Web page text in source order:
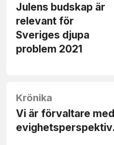
Julens budskap är
relevant för
Sveriges djupa
problem 2021
Krönika
Vi är förvaltare med
evighetsperspektiv.